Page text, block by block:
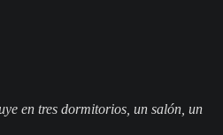
en tres dormitorios, un salón, un